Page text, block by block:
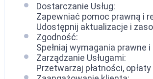
Dostarczanie Usług:
Zapewniać pomoc prawną i
Udostępnij aktualizacje i
Zgodność:
Spełniaj wymagania prawne
Zarządzanie Usługami:
Przetwarzaj płatności,